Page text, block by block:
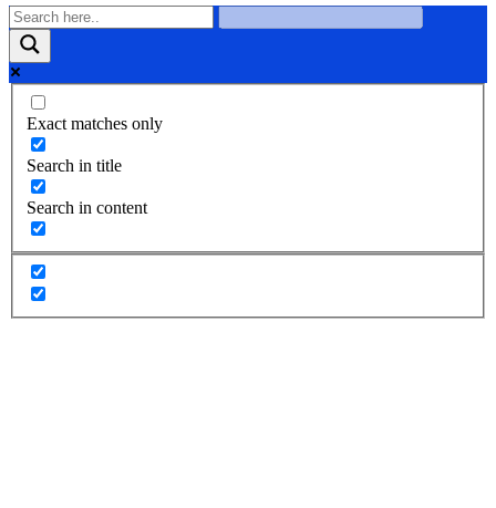
Exact matches only
Search in title
Search in content